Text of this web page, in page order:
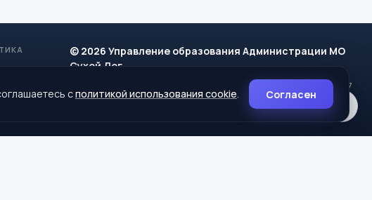
© 2026 Управление образования Администрации МО
Сухой Лог
624800, Свердловская область, г. Сухой Лог, ул. Кирова, дом 7
Политика cookie
сполитикой использования cookie. Согласен